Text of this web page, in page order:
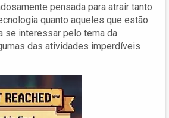
pensada para atrair tanto
quanto aqueles que estão
se interessar pelo tema da
das atividades imperdíveis